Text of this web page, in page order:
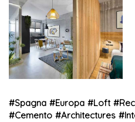
#Spagna #Europa #Loft #
#Cemento #Architectures #